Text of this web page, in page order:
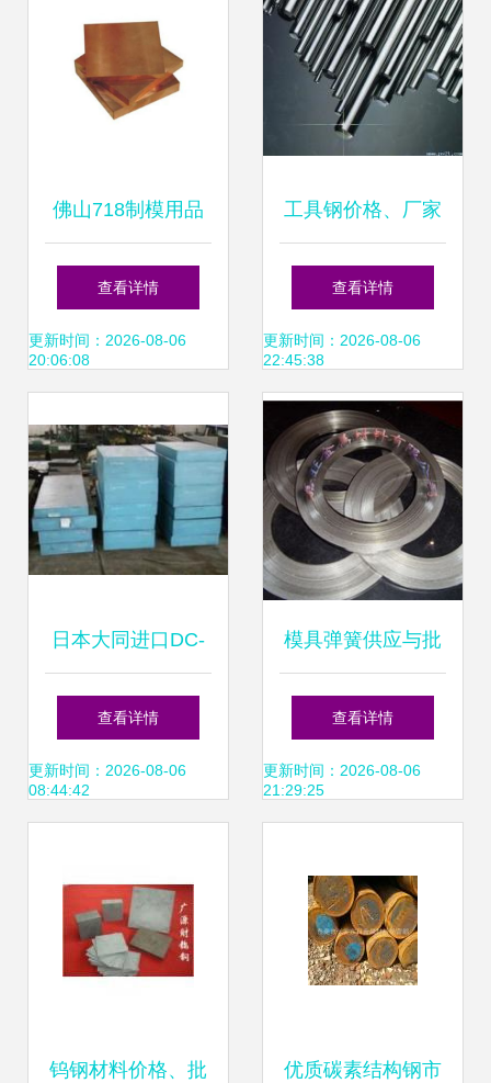
佛山718制模用品
“隆际五金”司筒批
发锻造重型高韧性
查看详情
更新时间：2026-08-06
20:06:08
工具钢价格、厂家
与选购指南
查看详情
更新时间：2026-08-06
22:45:38
日本大同进口DC-
53特殊钢模具钢供
应 高性能锻造材料
查看详情
更新时间：2026-08-06
08:44:42
模具弹簧供应与批
发 中国模具钢产业
的核心部件解析
查看详情
更新时间：2026-08-06
21:29:25
钨钢材料价格、批 优质碳素结构钢市